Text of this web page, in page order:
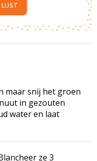
maar snij het groen
in gezouten
water en laat
ze 3